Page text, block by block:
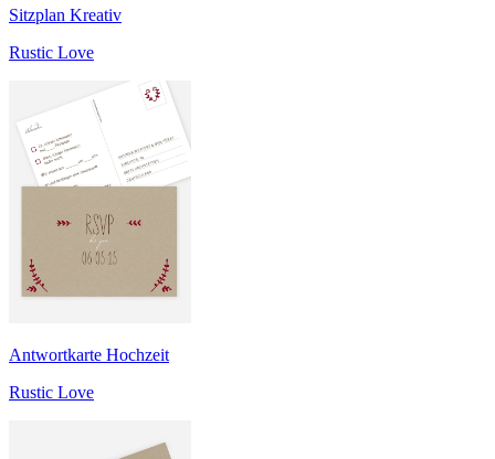
Sitzplan Kreativ
Rustic Love
Antwortkarte Hochzeit
Rustic Love